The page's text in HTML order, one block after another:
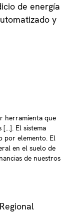
de energía
y
herramienta que
[…]. El sistema
por elemento. El
en el suelo de
de nuestros